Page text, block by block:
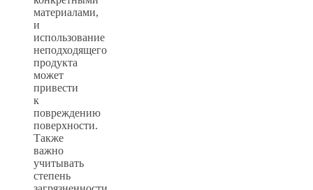
материалами,
и
использование
неподходящего
продукта
может
привести
к
повреждению
поверхности.
Также
важно
учитывать
степень